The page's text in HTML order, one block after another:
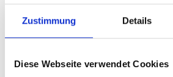
Zustimmung Details
Diese Webseite verwendet Cookies
Neben der
und eine